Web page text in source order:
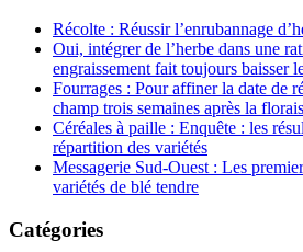
Récolte : Réussir l’enrubannage
Oui, intégrer de l’herbe dans une
engraissement fait toujours baisser
Fourrages : Pour affiner la date de
champ trois semaines après la
Céréales à paille : Enquête : les
répartition des variétés
Messagerie Sud-Ouest : Les
variétés de blé tendre
Catégories